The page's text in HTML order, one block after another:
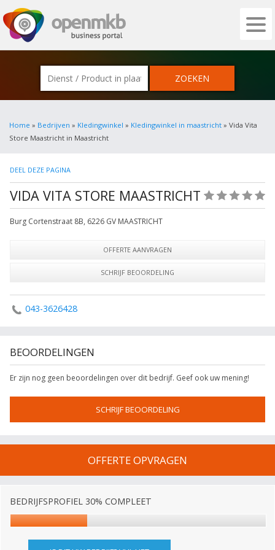
OPENMKB - DE ZAKELIJKE PORTAL
Home » Bedrijven » Kledingwinkel » Kledingwinkel in maastricht » Vida Vita
Store Maastricht in Maastricht
DEEL DEZE PAGINA
VIDA VITA STORE MAASTRICHT
Burg Cortenstraat 8B, 6226 GV MAASTRICHT
OFFERTE AANVRAGEN
SCHRIJF BEOORDELING
043-3626428
BEOORDELINGEN
Er zijn nog geen beoordelingen over dit bedrijf. Geef ook uw mening!
SCHRIJF BEOORDELING
OFFERTE OPVRAGEN
BEDRIJFSPROFIEL 30% COMPLEET